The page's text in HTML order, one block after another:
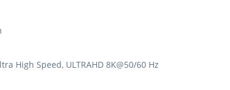
High Speed, ULTRAHD 8K@50/60 Hz